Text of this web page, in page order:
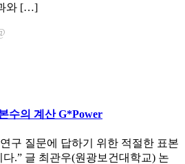
와 […]
수의 계산 G*Power
구 질문에 답하기 위한 적절한 표본
.” 글 최관우(원광보건대학교) 논